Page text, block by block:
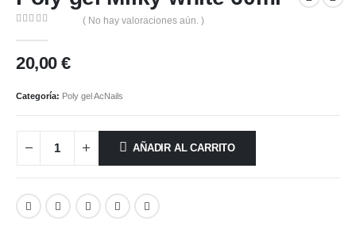
( No hay valoraciones aún. )
20,00€
Categoría: Poly gel AcNails
AÑADIR AL CARRITO